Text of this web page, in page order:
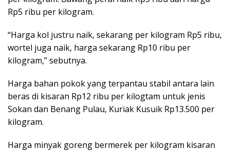
Rp5 ribu per kilogram.
“Harga kol justru naik, sekarang per kilogram Rp5 ribu,
wortel juga naik, harga sekarang Rp10 ribu per
kilogram,” sebutnya.
Harga bahan pokok yang terpantau stabil antara lain
beras di kisaran Rp12 ribu per kilogtam untuk jenis
Sokan dan Benang Pulau, Kuriak Kusuik Rp13.500 per
kilogram.
Harga minyak goreng bermerek per kilogram kisaran